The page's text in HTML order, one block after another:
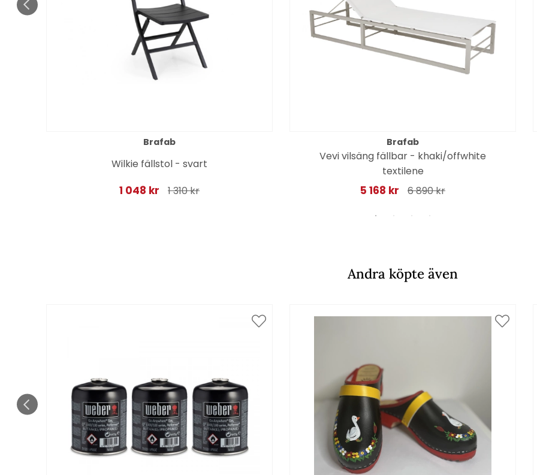
Brafab
Wilkie fällstol - svart
1 048 kr 1 310 kr
Brafab
Vevi vilsäng fällbar - khaki/offwhite
textilene
5 168 kr 6 890 kr
Andra köpte även